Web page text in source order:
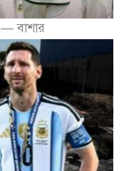
বাশার